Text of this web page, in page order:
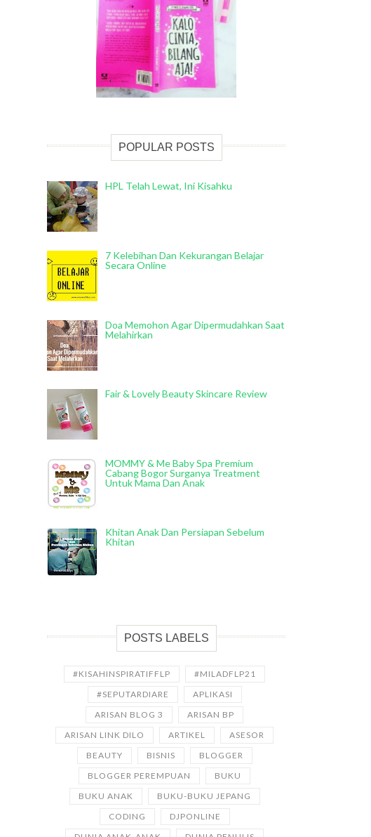
POPULAR POSTS
HPL Telah Lewat, Ini Kisahku
7 Kelebihan Dan Kekurangan Belajar
Secara Online
Doa Memohon Agar Dipermudahkan Saat
Melahirkan
Fair & Lovely Beauty Skincare Review
MOMMY & Me Baby Spa Premium
Cabang Bogor Surganya Treatment
Untuk Mama Dan Anak
Khitan Anak Dan Persiapan Sebelum
Khitan
POSTS LABELS
#KISAHINSPIRATIFFLP
#MILADFLP21
#SEPUTARDIARE
APLIKASI
ARISAN BLOG 3
ARISAN BP
ARISAN LINK DILO
ARTIKEL
ASESOR
BEAUTY
BISNIS
BLOGGER
BLOGGER PEREMPUAN
BUKU
BUKU ANAK
BUKU-BUKU JEPANG
CODING
DJPONLINE